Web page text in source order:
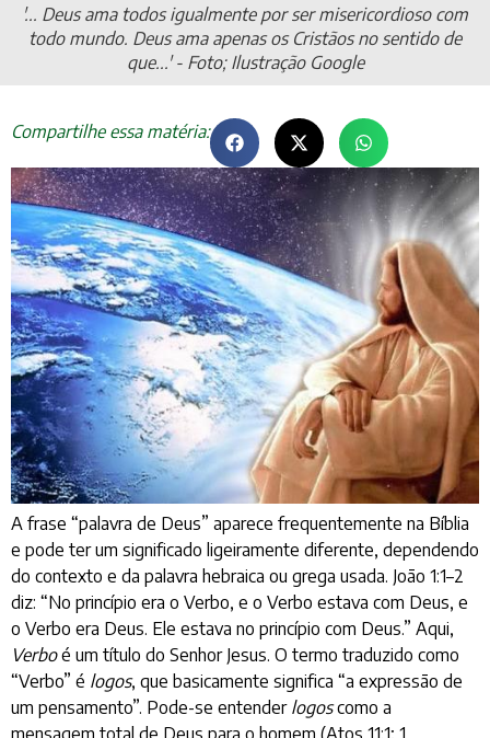
'... Deus ama todos igualmente por ser misericordioso com
todo mundo. Deus ama apenas os Cristãos no sentido de
que...' - Foto; Ilustração Google
Compartilhe essa matéria:
A frase “palavra de Deus” aparece frequentemente na Bíblia
e pode ter um significado ligeiramente diferente, dependendo
do contexto e da palavra hebraica ou grega usada. João 1:1–2
diz: “No princípio era o Verbo, e o Verbo estava com Deus, e
o Verbo era Deus. Ele estava no princípio com Deus.” Aqui,
Verboé um título do Senhor Jesus. O termo traduzido como
“Verbo” é logos, que basicamente significa “a expressão de
um pensamento”. Pode-se entender logoscomo a